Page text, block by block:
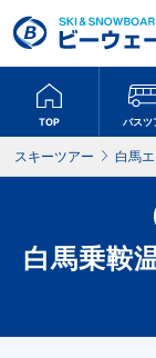
TOP バスツ
スキーツアー 白馬
白馬乗鞍